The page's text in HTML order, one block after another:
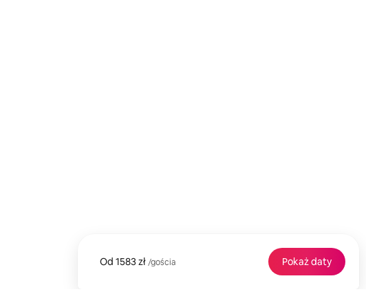
Od 1583 zł /gościa
Od 1583 zł za gościa Pokaż daty